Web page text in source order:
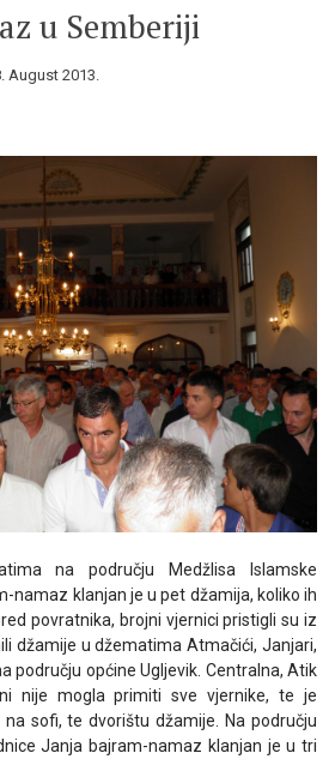
u Semberiji
August 2013.
na području Medžlisa Islamske
namaz klanjan je u pet džamija, koliko ih
povratnika, brojni vjernici pristigli su iz
džamije u džematima Atmačići, Janjari,
području općine Ugljevik. Centralna, Atik
nije mogla primiti sve vjernike, te je
sofi, te dvorištu džamije. Na području
Janja bajram-namaz klanjan je u tri